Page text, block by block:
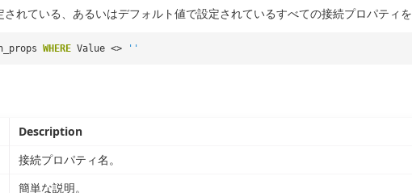
れている、あるいはデフォルト値で設定されているすべての接続プロパティを
WHERE Value <> ''
Description
接続プロパティ名。
簡単な説明。